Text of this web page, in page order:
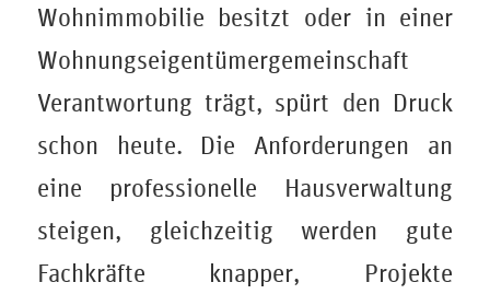
Wohnimmobilie besitzt oder in einer
Wohnungseigentümergemeinschaft
Verantwortung trägt, spürt den Druck
schon heute. Die Anforderungen an
eine professionelle Hausverwaltung
steigen, gleichzeitig werden gute
Fachkräfte knapper, Projekte